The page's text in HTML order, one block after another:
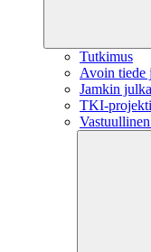
Tutkimus
Avoin tiede
Jamkin
TKI-